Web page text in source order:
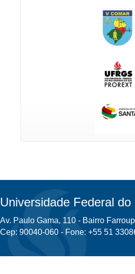
Universidade Federal
Av. Paulo Gama, 110 - Bairro
Cep: 90040-060 - Fone: +55 51